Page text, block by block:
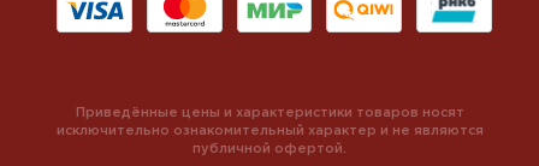
Приведённые цены и характеристики товаров носят
исключительно ознакомительный характер и не являются
публичной офертой.